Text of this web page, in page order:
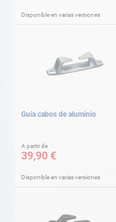
Disponible en varias versiones
Guía cabos de aluminio
A partir de
39,90 €
Disponible en varias versiones